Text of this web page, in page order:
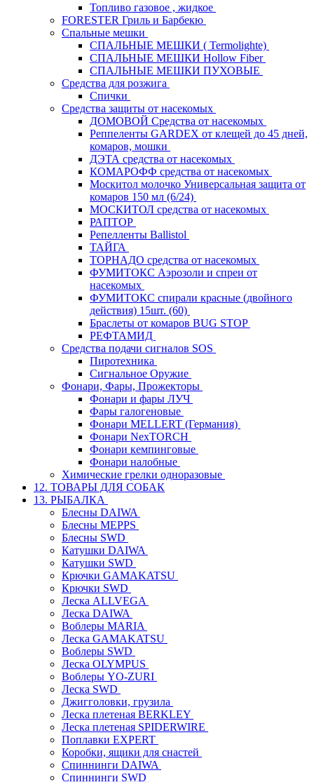
Топливо газовое , жидкое
FORESTER Гриль и Барбекю
Спальные мешки
СПАЛЬНЫЕ МЕШКИ ( Termolighte)
СПАЛЬНЫЕ МЕШКИ Hollow Fiber
СПАЛЬНЫЕ МЕШКИ ПУХОВЫЕ
Средства для розжига
Спички
Средства защиты от насекомых
ДОМОВОЙ Средства от насекомых
Реппеленты GARDEX от клещей до 45 дней,
комаров, мошки
ДЭТА средства от насекомых
КОМАРОФФ средства от насекомых
Москитол молочко Универсальная защита от
комаров 150 мл (6/24)
МОСКИТОЛ средства от насекомых
РАПТОР
Репелленты Ballistol
ТАЙГА
ТОРНАДО средства от насекомых
ФУМИТОКС Аэрозоли и спреи от
насекомых
ФУМИТОКС спирали красные (двойного
действия) 15шт. (60)
Браслеты от комаров BUG STOP
РЕФТАМИД
Средства подачи сигналов SOS
Пиротехника
Сигнальное Оружие
Фонари, Фары, Прожекторы
Фонари и фары ЛУЧ
Фары галогеновые
Фонари MELLERT (Германия)
Фонари NexTORCH
Фонари кемпинговые
Фонари налобные
Химические грелки одноразовые
12. ТОВАРЫ ДЛЯ СОБАК
13. РЫБАЛКА
Блесны DAIWA
Блесны MEPPS
Блесны SWD
Катушки DAIWA
Катушки SWD
Крючки GAMAKATSU
Крючки SWD
Леска ALLVEGA
Леска DAIWA
Воблеры MARIA
Леска GAMAKATSU
Воблеры SWD
Леска OLYMPUS
Воблеры YO-ZURI
Леска SWD
Джигголовки, грузила
Леска плетеная BERKLEY
Леска плетеная SPIDERWIRE
Поплавки EXPERT
Коробки, ящики для снастей
Спиннинги DAIWA
Спиннинги SWD